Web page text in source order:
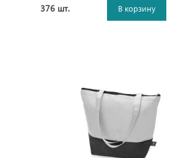
376 шт. В корзину